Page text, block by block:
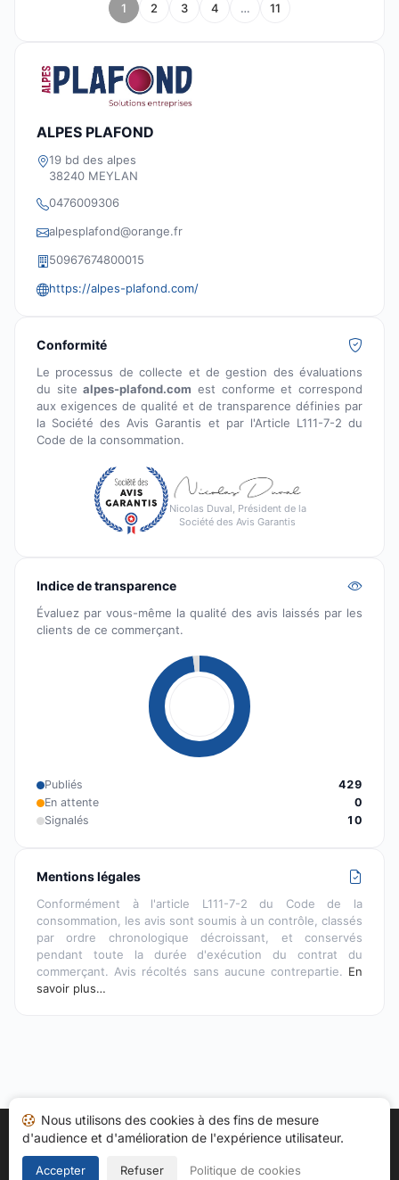
1 2 3 4 … 11
ALPES PLAFOND
19 bd des alpes
38240 MEYLAN
0476009306
alpesplafond@orange.fr
50967674800015
https://alpes-plafond.com/
Conformité
Le processus de collecte et de gestion des évaluations
du sitealpes-plafond.com est conforme et correspond
aux exigences de qualité et de transparence définies par
la Société des Avis Garantis et par l'Article L111-7-2 du
Code de la consommation.
Nicolas Duval, Président de la
Société des Avis Garantis
Indice de transparence
Évaluez par vous-même la qualité des avis laissés par les
clients de ce commerçant.
Publiés
429
En attente
0
Signalés
10
Mentions légales
Conformément à l'article L111-7-2 du Code de la
consommation, les avis sont soumis à un contrôle, classés
par ordre chronologique décroissant, et conservés
pendant toute la durée d'exécution du contrat du
commerçant. Avis récoltés sans aucune contrepartie. En
savoir plus…
Accueil Mes avis Catégories CGU
Cookies
Politique de confidentialité
Nous utilisons des cookies à des fins de mesure
d'audience et d'amélioration de l'expérience utilisateur.
Accepter Refuser Politique de cookies